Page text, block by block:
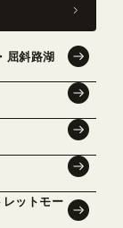
屈斜路湖
ットモー